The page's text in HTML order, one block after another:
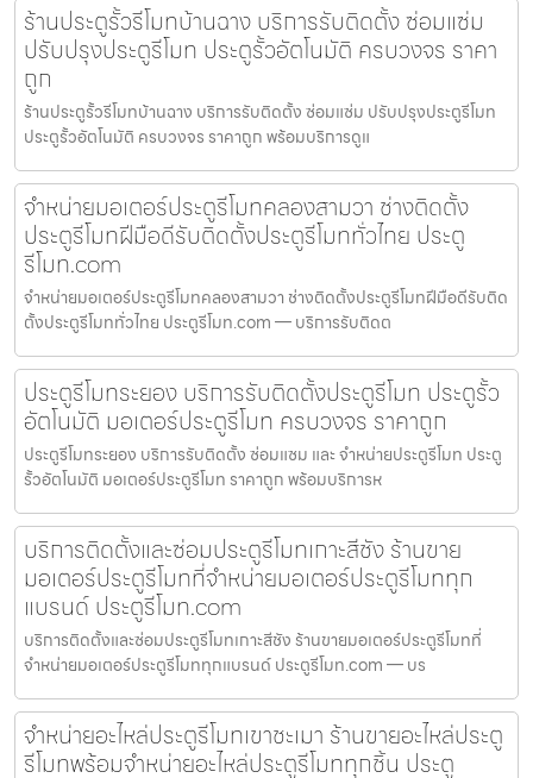
ร้านประตูรั้วรีโมทบ้านฉาง บริการรับติดตั้ง ซ่อมแซ่ม
ปรับปรุงประตูรีโมท ประตูรั้วอัตโนมัติ ครบวงจร ราคา
ถูก
ร้านประตูรั้วรีโมทบ้านฉาง บริการรับติดตั้ง ซ่อมแซ่ม ปรับปรุงประตูรีโมท
ประตูรั้วอัตโนมัติ ครบวงจร ราคาถูก พร้อมบริการดูแ
จำหน่ายมอเตอร์ประตูรีโมทคลองสามวา ช่างติดตั้ง
ประตูรีโมทฝีมือดีรับติดตั้งประตูรีโมททั่วไทย ประตู
รีโมท.com
จำหน่ายมอเตอร์ประตูรีโมทคลองสามวา ช่างติดตั้งประตูรีโมทฝีมือดีรับติด
ตั้งประตูรีโมททั่วไทย ประตูรีโมท.com — บริการรับติดต
ประตูรีโมทระยอง บริการรับติดตั้งประตูรีโมท ประตูรั้ว
อัตโนมัติ มอเตอร์ประตูรีโมท ครบวงจร ราคาถูก
ประตูรีโมทระยอง บริการรับติดตั้ง ซ่อมแซม และ จำหน่ายประตูรีโมท ประตู
รั้วอัตโนมัติ มอเตอร์ประตูรีโมท ราคาถูก พร้อมบริการห
บริการติดตั้งและซ่อมประตูรีโมทเกาะสีชัง ร้านขาย
มอเตอร์ประตูรีโมทที่จำหน่ายมอเตอร์ประตูรีโมททุก
แบรนด์ ประตูรีโมท.com
บริการติดตั้งและซ่อมประตูรีโมทเกาะสีชัง ร้านขายมอเตอร์ประตูรีโมทที่
จำหน่ายมอเตอร์ประตูรีโมททุกแบรนด์ ประตูรีโมท.com — บร
จำหน่ายอะไหล่ประตูรีโมทเขาชะเมา ร้านขายอะไหล่ประตู
รีโมทพร้อมจำหน่ายอะไหล่ประตูรีโมททุกชิ้น ประตู